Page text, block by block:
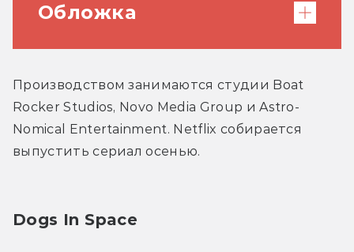
Обложка
Производством занимаются студии Boat
Rocker Studios, Novo Media Group и Astro-
Nomical Entertainment. Netflix собирается
выпустить сериал осенью.
Dogs In Space